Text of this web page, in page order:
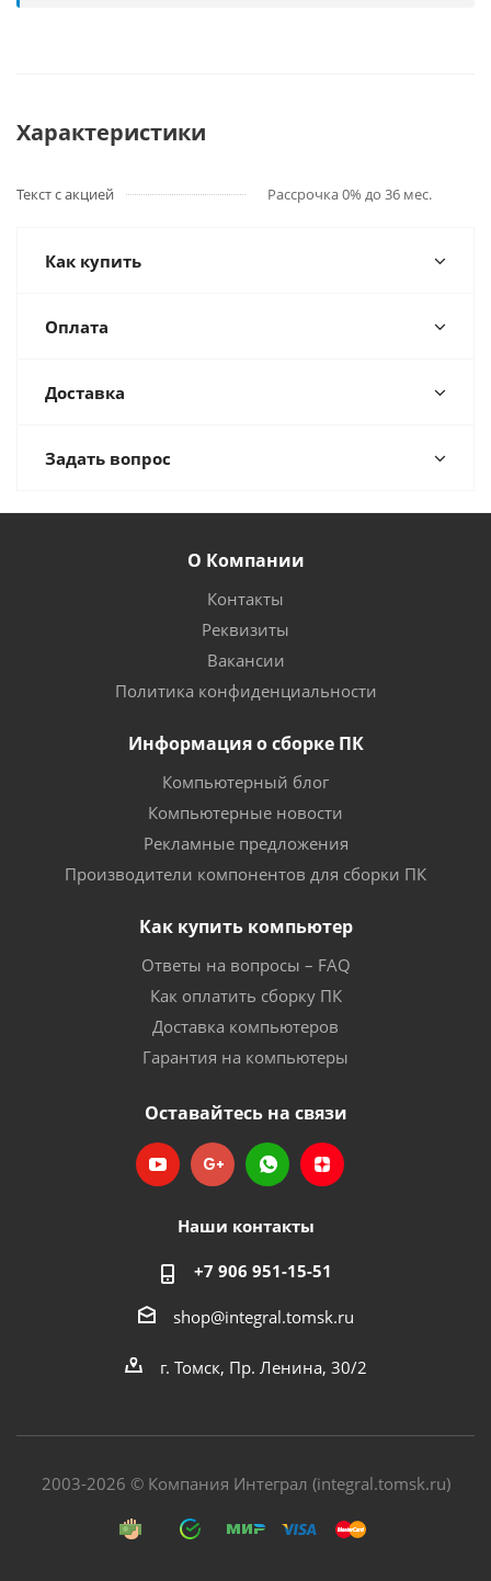
Характеристики
Текст с акцией Рассрочка 0% до 36 мес.
Как купить
Оплата
Доставка
Задать вопрос
О Компании
Контакты
Реквизиты
Вакансии
Политика конфиденциальности
Информация о сборке ПК
Компьютерный блог
Компьютерные новости
Рекламные предложения
Производители компонентов для сборки ПК
Как купить компьютер
Ответы на вопросы – FAQ
Как оплатить сборку ПК
Доставка компьютеров
Гарантия на компьютеры
Оставайтесь на связи
Наши контакты
+7 906 951-15-51
shop@integral.tomsk.ru
г. Томск, Пр. Ленина, 30/2
2003-2026 © Компания Интеграл (integral.tomsk.ru)